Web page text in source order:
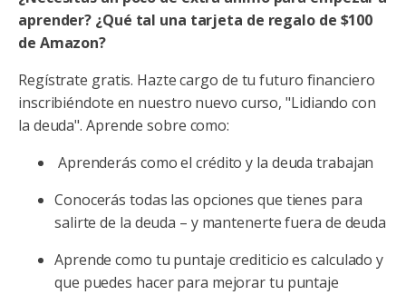
aprender? ¿Qué tal una tarjeta de regalo de $100
de Amazon?
Regístrate gratis. Hazte cargo de tu futuro financiero
inscribiéndote en nuestro nuevo curso, "Lidiando con
la deuda". Aprende sobre como:
Aprenderás como el crédito y la deuda trabajan
Conocerás todas las opciones que tienes para
salirte de la deuda – y mantenerte fuera de deuda
Aprende como tu puntaje crediticio es calculado y
que puedes hacer para mejorar tu puntaje